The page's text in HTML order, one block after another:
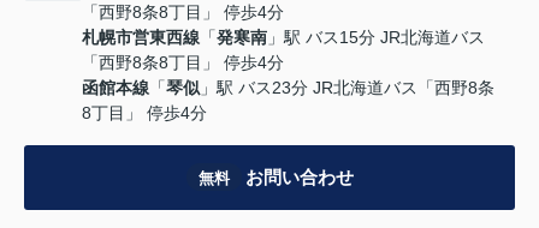
「西野8条8丁目」 停歩4分
札幌市営東西線 「発寒南 」駅 バス15分 JR北海道バス
「西野8条8丁目」 停歩4分
函館本線 「琴似 」駅 バス23分 JR北海道バス「西野8条
8丁目」 停歩4分
無料 お問い合わせ